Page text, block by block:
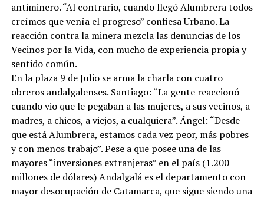
antiminero. “Al contrario, cuando llegó Alumbrera todos
creímos que venía el progreso” confiesa Urbano. La
reacción contra la minera mezcla las denuncias de los
Vecinos por la Vida, con mucho de experiencia propia y
sentido común.
En la plaza 9 de Julio se arma la charla con cuatro
obreros andalgalenses. Santiago: “La gente reaccionó
cuando vio que le pegaban a las mujeres, a sus vecinos, a
madres, a chicos, a viejos, a cualquiera”. Ángel: “Desde
que está Alumbrera, estamos cada vez peor, más pobres
y con menos trabajo”. Pese a que posee una de las
mayores “inversiones extranjeras” en el país (1.200
millones de dólares) Andalgalá es el departamento con
mayor desocupación de Catamarca, que sigue siendo una